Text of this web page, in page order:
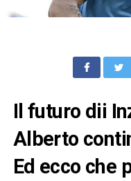
Il futuro dii
Alberto
Ed ecco che